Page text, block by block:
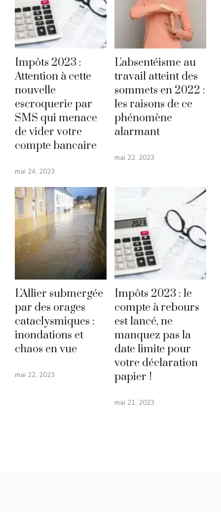
Impôts 2023 :
Attention à cette
nouvelle
escroquerie par
SMS qui menace
de vider votre
compte bancaire
mai 24, 2023
L'absentéisme au
travail atteint des
sommets en 2022 :
les raisons de ce
phénomène
alarmant
mai 22, 2023
L'Allier submergée
par des orages
cataclysmiques :
inondations et
chaos en vue
mai 22, 2023
Impôts 2023 : le
compte à rebours
est lancé, ne
manquez pas la
date limite pour
votre déclaration
papier !
mai 21, 2023